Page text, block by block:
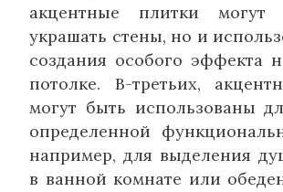
акцентные плитки могут
украшать стены, но и
создания особого эффекта
потолке. В-третьих,
могут быть использованы
определенной
например, для выделения
в ванной комнате или